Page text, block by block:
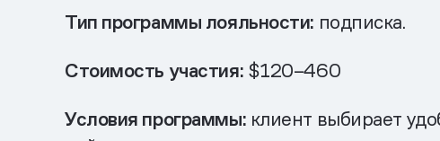
Тип программы лояльности: подписка.
Стоимость участия: $120–460
Условия программы: клиент выбирает